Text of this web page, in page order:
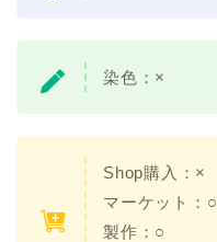
染色： ×
Shop購入： ×
マーケット：○
製作：○